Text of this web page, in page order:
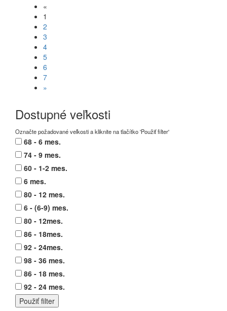
«
1
2
3
4
5
6
7
»
Dostupné veľkosti
Označte požadované veľkosti a kliknite na tlačítko 'Použiť filter'
68 - 6 mes.
74 - 9 mes.
60 - 1-2 mes.
6 mes.
80 - 12 mes.
6 - (6-9) mes.
80 - 12mes.
86 - 18mes.
92 - 24mes.
98 - 36 mes.
86 - 18 mes.
92 - 24 mes.